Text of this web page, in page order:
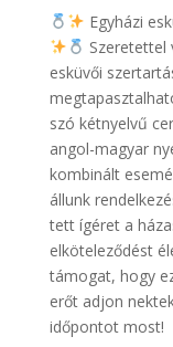
Egyházi
Szeretettel
esküvői
szó kétnyelvű
angol-magyar
kombinált
állunk
tett ígéret a
elköteleződést
támogat, hogy
erőt adjon
időpontot most!